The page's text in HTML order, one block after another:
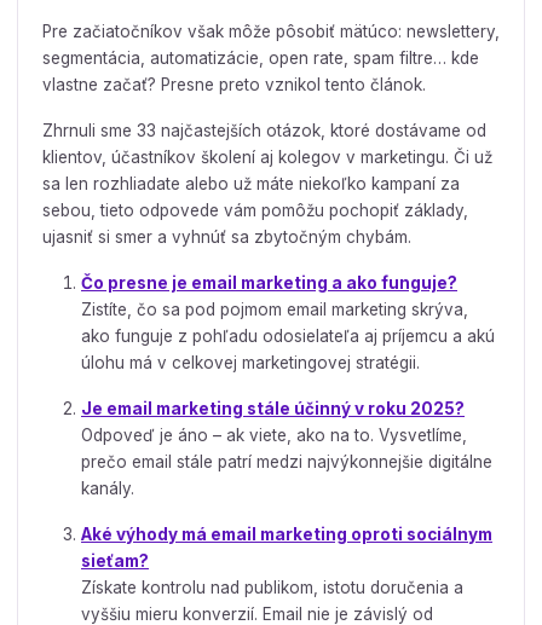
Pre začiatočníkov však môže pôsobiť mätúco: newslettery,
segmentácia, automatizácie, open rate, spam filtre… kde
vlastne začať? Presne preto vznikol tento článok.
Zhrnuli sme 33 najčastejších otázok, ktoré dostávame od
klientov, účastníkov školení aj kolegov v marketingu. Či už
sa len rozhliadate alebo už máte niekoľko kampaní za
sebou, tieto odpovede vám pomôžu pochopiť základy,
ujasniť si smer a vyhnúť sa zbytočným chybám.
Čo presne je email marketing a ako funguje?
Zistíte, čo sa pod pojmom email marketing skrýva,
ako funguje z pohľadu odosielateľa aj príjemcu a akú
úlohu má v celkovej marketingovej stratégii.
Je email marketing stále účinný v roku 2025?
Odpoveď je áno – ak viete, ako na to. Vysvetlíme,
prečo email stále patrí medzi najvýkonnejšie digitálne
kanály.
Aké výhody má email marketing oproti sociálnym
sieťam?
Získate kontrolu nad publikom, istotu doručenia a
vyššiu mieru konverzií. Email nie je závislý od